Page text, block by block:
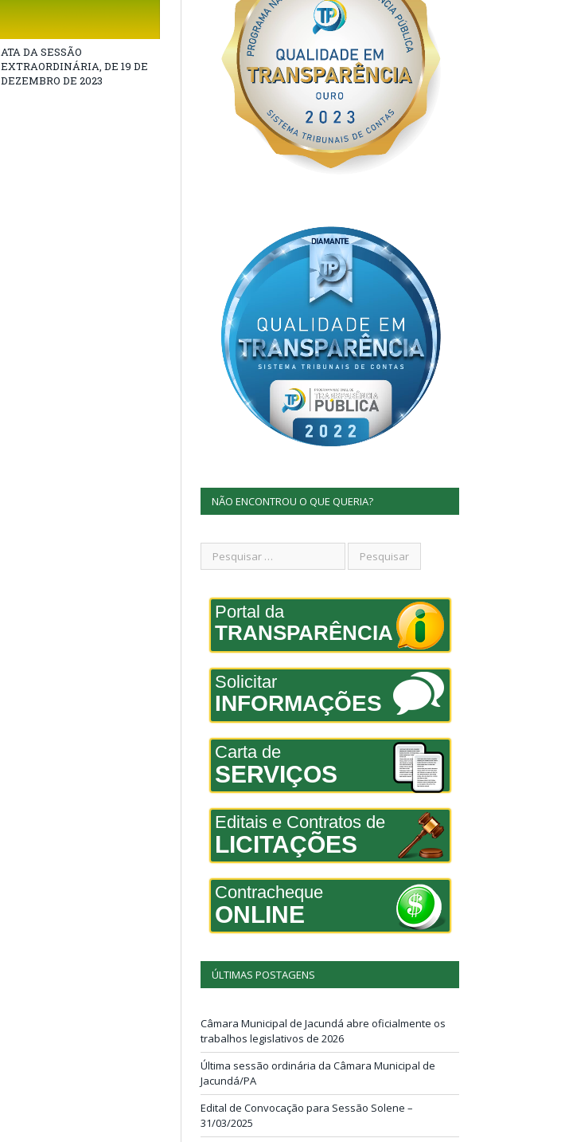
ATA DA SESSÃO
EXTRAORDINÁRIA, DE 19 DE
DEZEMBRO DE 2023
NÃO ENCONTROU O QUE QUERIA?
Portal da
TRANSPARÊNCIA
Solicitar
INFORMAÇÕES
Carta de
SERVIÇOS
Editais e Contratos de
LICITAÇÕES
Contracheque
ONLINE
ÚLTIMAS POSTAGENS
Câmara Municipal de Jacundá abre oficialmente os
trabalhos legislativos de 2026
Última sessão ordinária da Câmara Municipal de
Jacundá/PA
Edital de Convocação para Sessão Solene –
31/03/2025